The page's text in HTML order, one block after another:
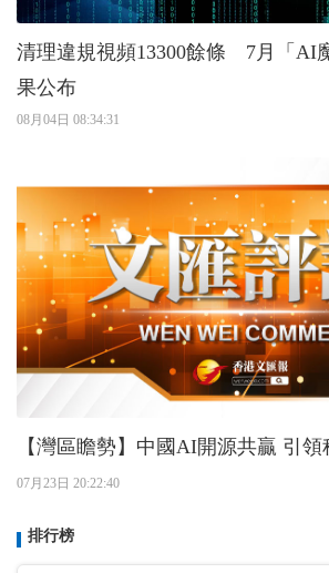
清理違規視頻13300餘條 7月「AI
果公布
08月04日 08:34:31
【灣區瞻勢】
07月23日 20:22:40
排行榜